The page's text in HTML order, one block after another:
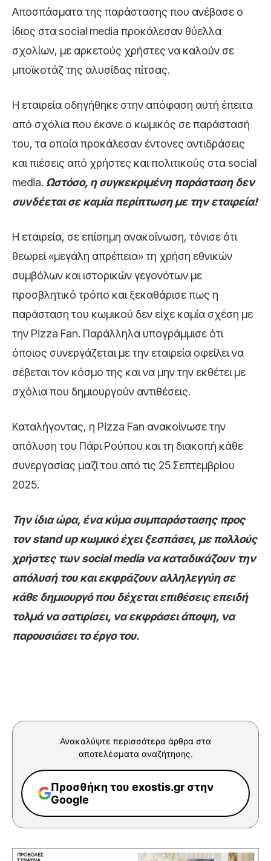
Αποσπάσματα της παράστασης που ανέβασε ο
ίδιος στα social media προκάλεσαν θύελλα
σχολίων, με αρκετούς χρήστες να καλούν σε
μποϊκοτάζ της αλυσίδας πίτσας.
Η εταιρεία οδηγήθηκε στην απόφαση αυτή έπειτα
από σχόλια που έκανε ο κωμικός σε παράστασή
του, τα οποία προκάλεσαν έντονες αντιδράσεις
και πιέσεις από χρήστες και πολιτικούς στα social
media. Ωστόσο, η συγκεκριμένη παράσταση δεν
συνδέεται σε καμία περίπτωση με την εταιρεία!
Η εταιρεία, σε επίσημη ανακοίνωση, τόνισε ότι
θεωρεί «μεγάλη απρέπεια» τη χρήση εθνικών
συμβόλων και ιστορικών γεγονότων με
προσβλητικό τρόπο και ξεκαθάρισε πως η
παράσταση του κωμικού δεν είχε καμία σχέση με
την Pizza Fan. Παράλληλα υπογράμμισε ότι
όποιος συνεργάζεται με την εταιρεία οφείλει να
σέβεται τον κόσμο της και να μην την εκθέτει με
σχόλια που δημιουργούν αντιθέσεις.
Καταλήγοντας, η Pizza Fan ανακοίνωσε την
απόλυση του Πάρι Ρούπου και τη διακοπή κάθε
συνεργασίας μαζί του από τις 25 Σεπτεμβρίου
2025.
Την ίδια ώρα, ένα κύμα συμπαράστασης προς
τον stand up κωμικό έχει ξεσπάσει, με πολλούς
χρήστες των social media να καταδικάζουν την
απόλυσή του και εκφράζουν αλληλεγγύη σε
κάθε δημιουργό που δέχεται επιθέσεις επειδή
τολμά να σατιρίσει, να εκφράσει άποψη, να
παρουσιάσει το έργο του.
Ανακαλύψτε περισσότερα άρθρα στα
αποτελέσματα αναζήτησης.
Προσθήκη του exostis.gr στην
Google